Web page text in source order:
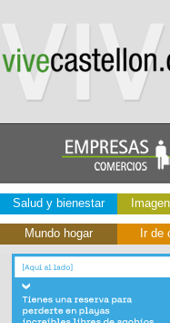
Salud y bienestar
Mundo hogar Ir de